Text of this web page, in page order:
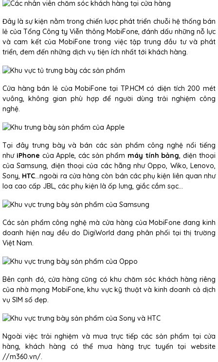
Đây là sự kiện nằm trong chiến lược phát triển chuỗi hệ thống bán
lẻ của Tổng Công ty Viễn thông MobiFone, đánh dấu những nỗ lực
và cam kết của MobiFone trong việc tập trung đầu tư và phát
triển, đem đến những dịch vụ tiện ích nhất tới khách hàng.
Cửa hàng bán lẻ của MobiFone tại TP.HCM có diện tích 200 mét
vuông, không gian phù hợp để người dùng trải nghiệm công
nghệ.
Tại đây trưng bày và bán các sản phẩm công nghệ nổi tiếng
như iPhone của Apple, các sản phẩm máy tính bảng, điện thoại
của Samsung, điện thoại của các hãng như Oppo, Wiko, Lenovo,
Sony, HTC…ngoài ra cửa hàng còn bán các phụ kiện liên quan như
loa cao cấp JBL, các phụ kiện là ốp lưng, giắc cắm sạc…
Các sản phẩm công nghệ mà cửa hàng của MobiFone đang kinh
doanh hiện nay đều do DigiWorld đang phân phối tại thị trường
Việt Nam.
Bên cạnh đó, cửa hàng cũng có khu chăm sóc khách hàng riêng
của nhà mạng MobiFone, khu vực kỹ thuật và kinh doanh cả dịch
vụ SIM số đẹp.
Ngoài việc trải nghiệm và mua trực tiếp các sản phẩm tại cửa
hàng, khách hàng có thể mua hàng trực tuyến tại website
//m360.vn/.